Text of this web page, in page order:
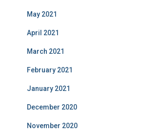
May 2021
April 2021
March 2021
February 2021
January 2021
December 2020
November 2020